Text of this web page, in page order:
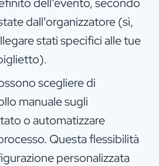
dall’organizzatore (sì,
stati specifici alle tue
scegliere di
manuale sugli
o automatizzare
Questa flessibilità
personalizzata